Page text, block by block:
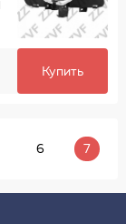
Купить
6 7